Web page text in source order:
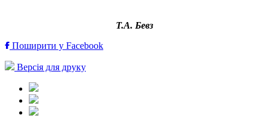
Т.А. Бевз
Поширити у Facebook
Версія для друку